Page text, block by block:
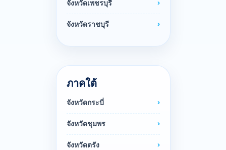
จังหวัดเพชรบุรี
จังหวัดราชบุรี
ภาคใต้
จังหวัดกระบี่
จังหวัดชุมพร
จังหวัดตรัง